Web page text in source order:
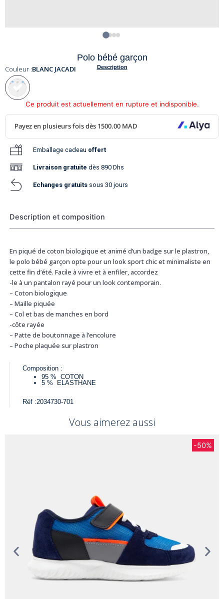
Polo bébé garçon
Description
Couleur :BLANC JACADI
Ce produit est actuellement en rupture et indisponible.
Emballage cadeau offert
Livraison gratuite dès 890 Dhs
Echanges gratuits sous 30 jours
Description et composition
En piqué de coton biologique et animé d’un badge sur le plastron,
le polo bébé garçon opte pour un look sport chic et minimaliste en
cette fin d’été. Facile à vivre et à enfiler, accordez
-le à un pantalon rayé pour un look contemporain.
– Coton biologique
– Maille piquée
– Col et bas de manches en bord
-côte rayée
– Patte de boutonnage à l’encolure
– Poche plaquée sur plastron
Composition :
95 %
COTON
5 %
ELASTHANE
Réf :2034730-701
Vous aimerez aussi
-50%